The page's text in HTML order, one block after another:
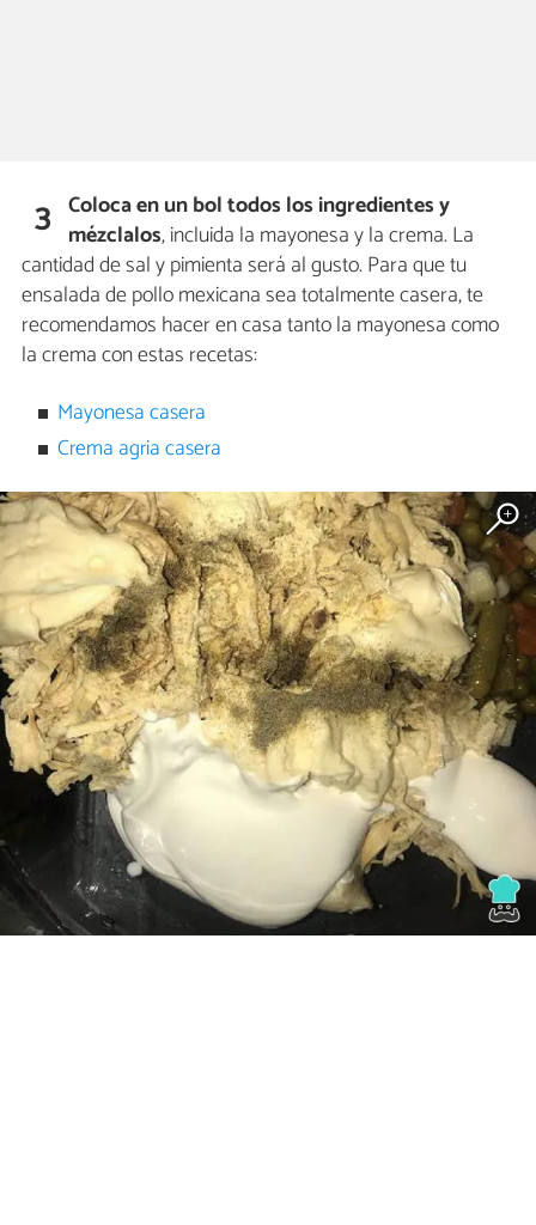
3 Coloca en un bol todos los ingredientesy
mézclalos, incluida la mayonesa y la crema. La
cantidad de sal y pimienta será al gusto. Para que tu
ensalada de pollo mexicana sea totalmente casera, te
recomendamos hacer en casa tanto la mayonesa como
la crema con estas recetas:
Mayonesa casera
Crema agria casera